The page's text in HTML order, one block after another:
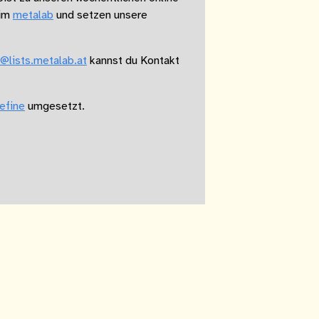
metalab und setzen unsere
kannst du Kontakt
umgesetzt.